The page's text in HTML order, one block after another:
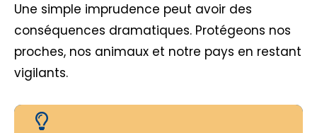
Une simple imprudence peut avoir des
conséquences dramatiques. Protégeons nos
proches, nos animaux et notre pays en restant
vigilants.